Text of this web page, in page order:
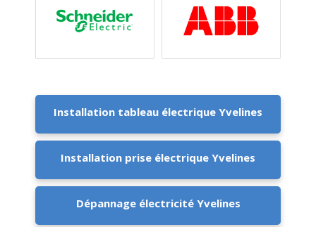
Installation tableau électrique Yvelines
Installation prise électrique Yvelines
Dépannage électricité Yvelines